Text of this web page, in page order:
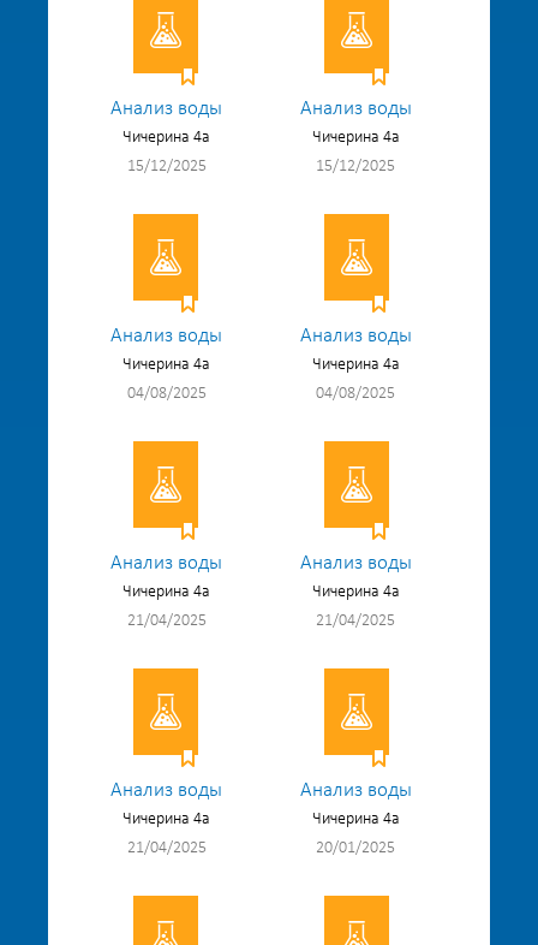
Анализ воды
Чичерина 4а
15/12/2025
Анализ воды
Чичерина 4а
15/12/2025
Анализ воды
Чичерина 4а
04/08/2025
Анализ воды
Чичерина 4а
04/08/2025
Анализ воды
Чичерина 4а
21/04/2025
Анализ воды
Чичерина 4а
21/04/2025
Анализ воды
Чичерина 4а
21/04/2025
Анализ воды
Чичерина 4а
20/01/2025